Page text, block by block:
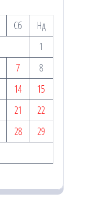
Сб
Нд
1
7
8
14
15
21
22
28
29